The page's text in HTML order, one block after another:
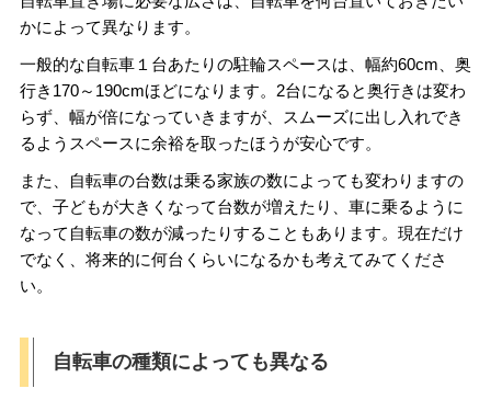
かによって異なります。
一般的な自転車１台あたりの駐輪スペースは、幅約60cm、奥
行き170～190cmほどになります。2台になると奥行きは変わ
らず、幅が倍になっていきますが、スムーズに出し入れでき
るようスペースに余裕を取ったほうが安心です。
また、自転車の台数は乗る家族の数によっても変わりますの
で、子どもが大きくなって台数が増えたり、車に乗るように
なって自転車の数が減ったりすることもあります。現在だけ
でなく、将来的に何台くらいになるかも考えてみてくださ
い。
自転車の種類によっても異なる